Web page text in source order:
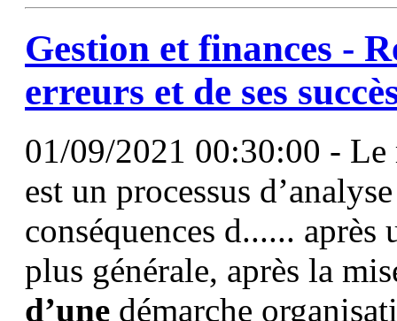
Gestion et finances -
erreurs et de ses
01/09/2021 00:30:00 - Le
est un processus
conséquences d...... après
plus générale, après la
d’une démarche